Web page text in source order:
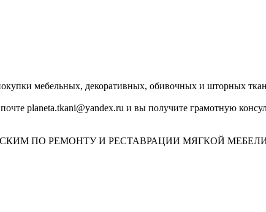
мебельных, декоративных, обивочных и шторных
planeta.tkani@yandex.ru и вы получите грамотную
ПО РЕМОНТУ И РЕСТАВРАЦИИ МЯГКОЙ